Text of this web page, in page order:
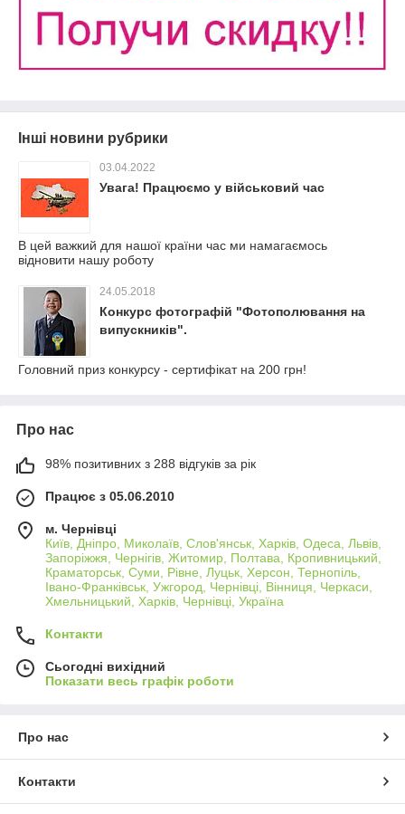
Інші новини рубрики
03.04.2022
Увага! Працюємо у військовий час
В цей важкий для нашої країни час ми намагаємось
відновити нашу роботу
24.05.2018
Конкурс фотографій "Фотополювання на
випускників".
Головний приз конкурсу - сертифікат на 200 грн!
Про нас
98% позитивних з 288 відгуків за рік
Працює з 05.06.2010
м. Чернівці
Київ, Дніпро, Миколаїв, Слов'янськ, Харків, Одеса, Львів,
Запоріжжя, Чернігів, Житомир, Полтава, Кропивницький,
Краматорськ, Суми, Рівне, Луцьк, Херсон, Тернопіль,
Івано-Франківськ, Ужгород, Чернівці, Вінниця, Черкаси,
Хмельницький, Харків, Чернівці, Україна
Контакти
Сьогодні вихідний
Показати весь графік роботи
Про нас
Контакти